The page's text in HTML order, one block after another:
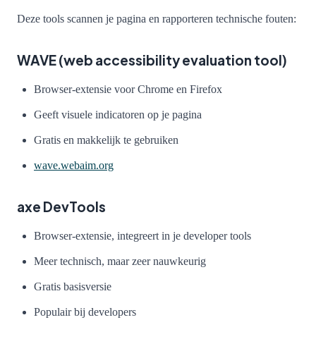
Deze tools scannen je pagina en rapporteren technische fouten:
WAVE (web accessibility evaluation tool)
Browser-extensie voor Chrome en Firefox
Geeft visuele indicatoren op je pagina
Gratis en makkelijk te gebruiken
wave.webaim.org
axe DevTools
Browser-extensie, integreert in je developer tools
Meer technisch, maar zeer nauwkeurig
Gratis basisversie
Populair bij developers